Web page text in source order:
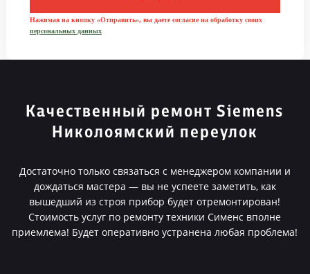
Нажимая на кнопку «Отправить», вы даете согласие на обработку своих
персональных данных
Качественный ремонт Siemens
Николоямский переулок
Достаточно только связаться с менеджером компании и
дождаться мастера — вы не успеете заметить, как
вышедший из строя прибор будет отремонтирован!
Стоимость услуг по ремонту техники Сименс вполне
приемлема! Будет оперативно устранена любая проблема!